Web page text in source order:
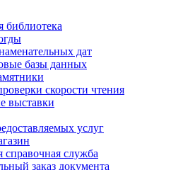
библиотека
дат
базы данных
скорости чтения
выставки
услуг
справочная служба
заказ документа